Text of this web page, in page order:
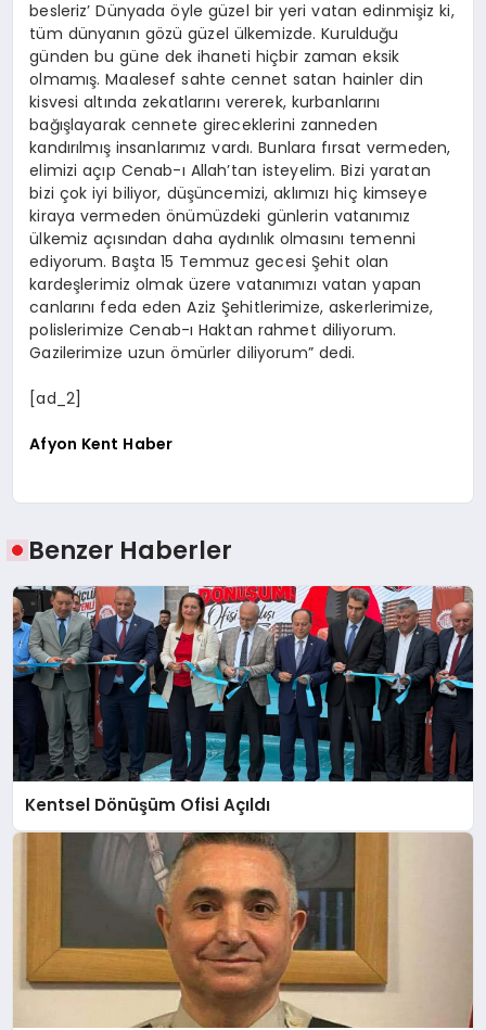
besleriz’ Dünyada öyle güzel bir yeri vatan edinmişiz ki,
tüm dünyanın gözü güzel ülkemizde. Kurulduğu
günden bu güne dek ihaneti hiçbir zaman eksik
olmamış. Maalesef sahte cennet satan hainler din
kisvesi altında zekatlarını vererek, kurbanlarını
bağışlayarak cennete gireceklerini zanneden
kandırılmış insanlarımız vardı. Bunlara fırsat vermeden,
elimizi açıp Cenab-ı Allah’tan isteyelim. Bizi yaratan
bizi çok iyi biliyor, düşüncemizi, aklımızı hiç kimseye
kiraya vermeden önümüzdeki günlerin vatanımız
ülkemiz açısından daha aydınlık olmasını temenni
ediyorum. Başta 15 Temmuz gecesi Şehit olan
kardeşlerimiz olmak üzere vatanımızı vatan yapan
canlarını feda eden Aziz Şehitlerimize, askerlerimize,
polislerimize Cenab-ı Haktan rahmet diliyorum.
Gazilerimize uzun ömürler diliyorum” dedi.
[ad_2]
Afyon Kent Haber
Benzer Haberler
Kentsel Dönüşüm Ofisi Açıldı